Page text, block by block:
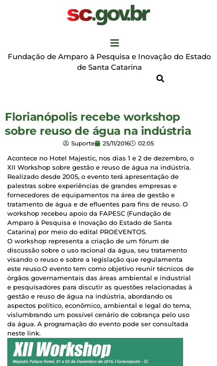
Fundação de Amparo à Pesquisa e Inovação do Estado
de Santa Catarina
Florianópolis recebe workshop
sobre reuso de água na indústria
Suporte 25/11/2016 02:05
Acontece no Hotel Majestic, nos dias 1 e 2 de dezembro, o
XII Workshop sobre gestão e reuso de água na indústria.
Realizado desde 2005, o evento terá apresentação de
palestras sobre experiências de grandes empresas e
fornecedores de equipamentos na área de gestão e
tratamento de água e de efluentes para fins de reuso. O
workshop recebeu apoio da FAPESC (Fundação de
Amparo à Pesquisa e Inovação do Estado de Santa
Catarina) por meio do edital PROEVENTOS.
O workshop representa a criação de um fórum de
discussão sobre o uso racional da água, seu tratamento
visando o reuso e sobre a legislação que regulamenta
este reuso.O evento tem como objetivo reunir técnicos de
órgãos governamentais das áreas ambiental e industrial
e pesquisadores para discutir as questões relacionadas à
gestão e reuso de água na indústria, abordando os
aspectos político, econômico, ambiental e legal do tema,
vislumbrando um possível cenário de cobrança pelo uso
da água. A programação do evento pode ser consultada
neste link.